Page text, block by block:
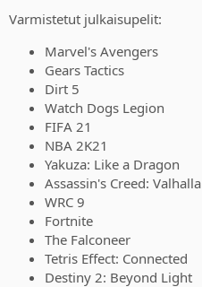
Varmistetut julkaisupelit:
Marvel's Avengers
Gears Tactics
Dirt 5
Watch Dogs Legion
FIFA 21
NBA 2K21
Yakuza: Like a Dragon
Assassin's Creed: Valhalla
WRC 9
Fortnite
The Falconeer
Tetris Effect: Connected
Destiny 2: Beyond Light